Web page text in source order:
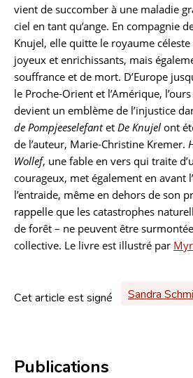
vient de succomber à une maladie
ciel en tant qu’ange. En compagnie
Knujel, elle quitte le royaume
joyeux et enrichissants, mais
souffrance et de mort. D’Europe
le Proche-Orient et l’Amérique,
devient un emblème de l’injustice
de Pompjeeselefantet De Knujel ont
de l’auteur, Marie-Christine Kremer.
Wollef, une fable en vers qui traite
courageux, met également en avant
l’entraide, même en dehors de son
rappelle que les catastrophes
de forêt – ne peuvent être
collective. Le livre est illustré par
Cet article est signé Sandra
Publications